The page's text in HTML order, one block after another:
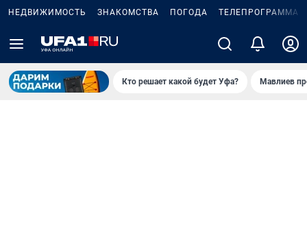
НЕДВИЖИМОСТЬ ЗНАКОМСТВА ПОГОДА ТЕЛЕПРОГРАММА
Кто решает какой будет Уфа? Мавлиев